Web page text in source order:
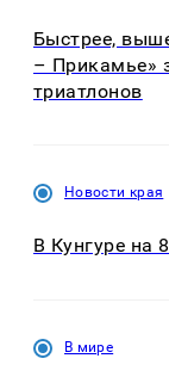
Быстрее,
– Прикамье»
триатлонов
Новости края
В Кунгуре на
В мире